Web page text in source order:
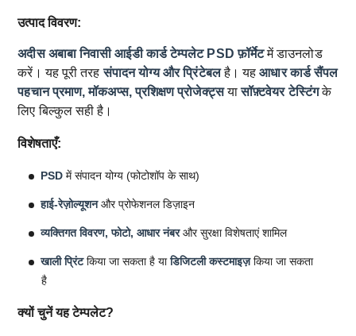
उत्पाद विवरण:
अदीस अबाबा निवासी आईडी कार्ड टेम्पलेट PSD फ़ॉर्मेटमें डाउनलोड
करें। यह पूरी तरहसंपादन योग्य और प्रिंटेबलहै। यहआधार कार्ड सैंपल
पहचान प्रमाण, मॉकअप्स, प्रशिक्षण प्रोजेक्ट्सयासॉफ़्टवेयर टेस्टिंगके
लिए बिल्कुल सही है।
विशेषताएँ:
PSD में संपादन योग्य (फोटोशॉप के साथ)
हाई-रेज़ोल्यूशनऔर प्रोफेशनल डिज़ाइन
व्यक्तिगत विवरण, फोटो, आधार नंबरऔर सुरक्षा विशेषताएं शामिल
खाली प्रिंटकिया जा सकता है याडिजिटली कस्टमाइज़किया जा सकता
है
क्यों चुनें यह टेम्पलेट?